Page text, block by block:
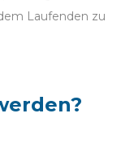
Laufenden zu